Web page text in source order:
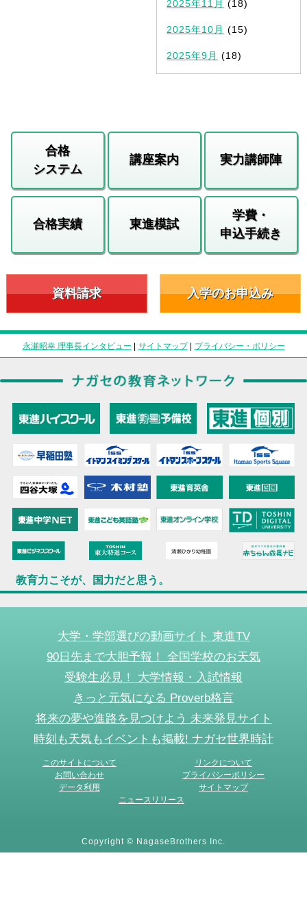
2025年11月 (18)
2025年10月 (15)
2025年9月 (18)
合格
システム
講座案内 実力講師陣
合格実績 東進模試
学費・
申込手続き
資料請求 入学のお申込み
永瀬昭幸 理事長インタビュー | サイトマップ| プライバシー・ポリシー
教育力こそが、国力だと思う。
大学・学部選びの動画サイト 東進TV
90日先まで大胆予報！ 全国学校のお天気
受験生必見！ 大学情報・入試情報
きっと元気になる Proverb格言
将来の夢や進路を見つけよう 未来発見サイト
時刻も天気もイベントも掲載! ナガセ世界時計
このサイトについて
リンクについて
お問い合わせ
プライバシーポリシー
データ利用
サイトマップ
ニュースリリース
Copyright © NagaseBrothers Inc.